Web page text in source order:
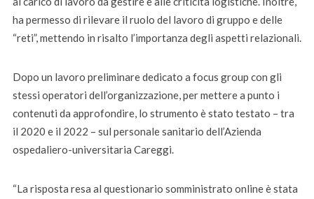
ha permesso di rilevare il ruolo del lavoro di gruppo e delle
“reti”, mettendo in risalto l’importanza degli aspetti relazionali.
Dopo un lavoro preliminare dedicato a focus group con gli
stessi operatori dell’organizzazione, per mettere a punto i
contenuti da approfondire, lo strumento è stato testato – tra
il 2020 e il 2022 – sul personale sanitario dell’Azienda
ospedaliero-universitaria Careggi.
“La risposta resa al questionario somministrato online è stata